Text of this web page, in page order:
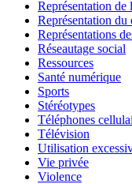
Représentation de
Représentation du
Représentations
Réseautage social
Ressources
Santé numérique
Sports
Stéréotypes
Téléphones
Télévision
Utilisation
Vie privée
Violence